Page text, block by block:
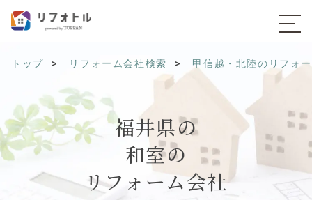
トップ リフォーム会社検索 甲信越・北陸のリフォ
福井県の
和室の
リフォーム会社